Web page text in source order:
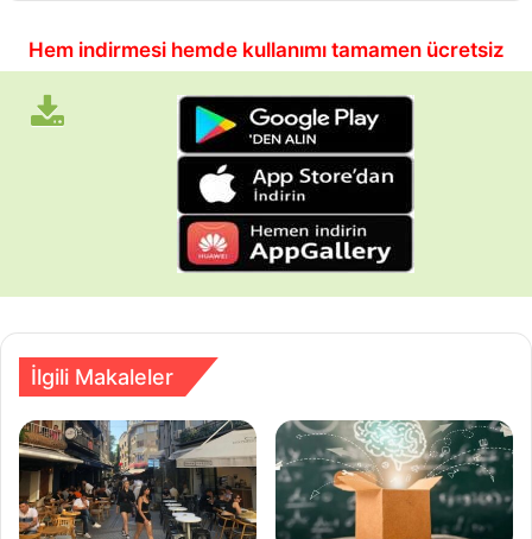
Hem indirmesi hemde kullanımı tamamen ücretsiz
İlgili Makaleler